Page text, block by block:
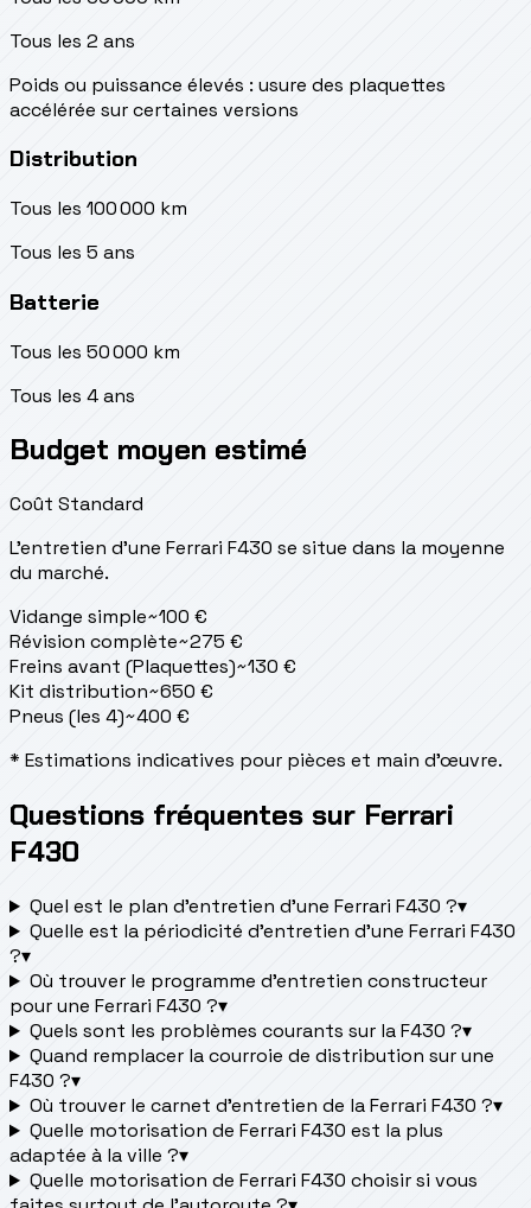
Tous les 2 ans
Poids ou puissance élevés : usure des plaquettes
accélérée sur certaines versions
Distribution
Tous les 100 000 km
Tous les 5 ans
Batterie
Tous les 50 000 km
Tous les 4 ans
Budget moyen estimé
Coût Standard
L'entretien d'une Ferrari F430 se situe dans la moyenne
du marché.
Vidange simple~100 €
Révision complète~275 €
Freins avant (Plaquettes)~130 €
Kit distribution~650 €
Pneus (les 4)~400 €
* Estimations indicatives pour pièces et main d'œuvre.
Questions fréquentes sur Ferrari
F430
Quel est le plan d’entretien d’une Ferrari F430 ?▾
Quelle est la périodicité d’entretien d’une Ferrari F430
?▾
Où trouver le programme d’entretien constructeur
pour une Ferrari F430 ?▾
Quels sont les problèmes courants sur la F430 ?▾
Quand remplacer la courroie de distribution sur une
F430 ?▾
Où trouver le carnet d'entretien de la Ferrari F430 ?▾
Quelle motorisation de Ferrari F430 est la plus
adaptée à la ville ?▾
Quelle motorisation de Ferrari F430 choisir si vous